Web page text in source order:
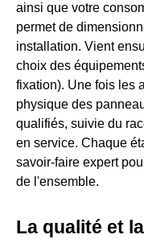
ainsi que votre
permet de
installation. Vient
choix des
fixation). Une fois les
physique des
qualifiés, suivie du
en service. Chaque
savoir-faire expert
de l'ensemble.
La qualité et